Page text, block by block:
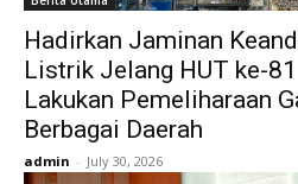
Hadirkan Jaminan
Listrik Jelang HUT ke-
Lakukan Pemeliharaan
Berbagai Daerah
admin - July 30, 2026